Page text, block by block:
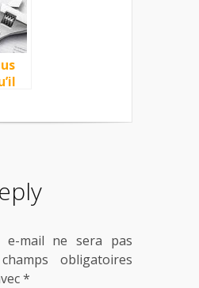
e-mail ne sera pas
obligatoires
*